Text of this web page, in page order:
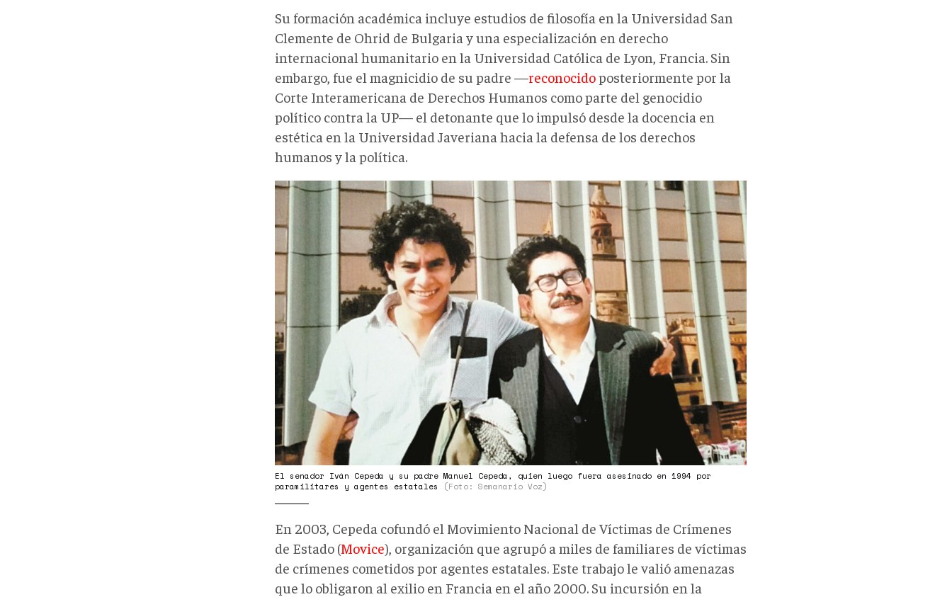
Su formación académica incluye estudios de filosofía en la Universidad San
Clemente de Ohrid de Bulgaria y una especialización en derecho
internacional humanitario en la Universidad Católica de Lyon, Francia. Sin
embargo, fue el magnicidio de su padre —reconocidoposteriormente por la
Corte Interamericana de Derechos Humanos como parte del genocidio
político contra la UP— el detonante que lo impulsó desde la docencia en
estética en la Universidad Javeriana hacia la defensa de los derechos
humanos y la política.
A-
CEPEDA-
1024x618.jpg
El senador Iván Cepeda y su padre Manuel Cepeda, quien luego fuera asesinado en 1994 por
paramilitares y agentes estatales
(Foto: Semanario Voz)
En 2003, Cepeda cofundó el Movimiento Nacional de Víctimas de Crímenes
de Estado (Movice), organización que agrupó a miles de familiares de víctimas
de crímenes cometidos por agentes estatales. Este trabajo le valió amenazas
que lo obligaron al exilio en Francia en el año 2000. Su incursión en la